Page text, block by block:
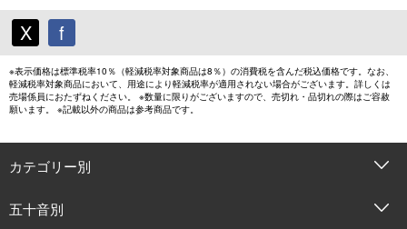
X f
※表示価格は標準税率10％（軽減税率対象商品は8％）の消費税を含んだ税込価格です。なお、
軽減税率対象商品において、用途により軽減税率が適用されない場合がございます。詳しくは
売場係員におたずねください。 ※数量に限りがございますので、売切れ・品切れの際はご容赦
願います。 ※記載以外の商品は参考商品です。
カテゴリー別
五十音別